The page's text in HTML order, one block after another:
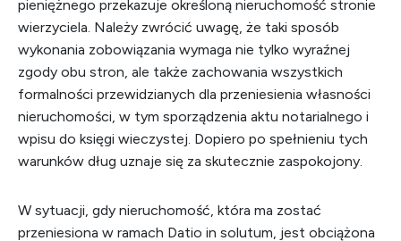
pieniężnego przekazuje określoną nieruchomość stronie
wierzyciela. Należy zwrócić uwagę, że taki sposób
wykonania zobowiązania wymaga nie tylko wyraźnej
zgody obu stron, ale także zachowania wszystkich
formalności przewidzianych dla przeniesienia własności
nieruchomości, w tym sporządzenia aktu notarialnego i
wpisu do księgi wieczystej. Dopiero po spełnieniu tych
warunków dług uznaje się za skutecznie zaspokojony.
W sytuacji, gdy nieruchomość, która ma zostać
przeniesiona w ramach Datio in solutum, jest obciążona